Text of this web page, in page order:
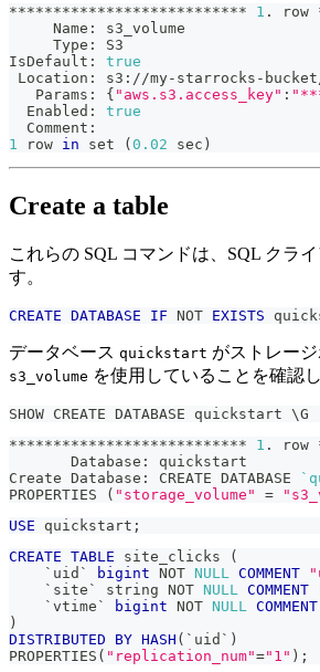
*************************** 1 . row
     Name: s3_volume
     Type: S3
IsDefault: true
Location: s3://my-starrocks-
   Params:
{ "aws.s3.access_key" :
  Enabled:
true
  Comment:
1
row in set ( 0.02 sec )
Create a table
これらの SQL コマンドは、SQL クラ
す。
CREATE DATABASE IF NOT EXISTS
データベース quickstart がストレー
s3_volume を使用していることを確認
SHOW CREATE DATABASE quickstart \G
*************************** 1 . row
       Database: quickstart
Create Database: CREATE DATABASE
`
PROPERTIES
( "storage_volume" =
USE quickstart ;
CREATE TABLE site_clicks
(
` uid ` bigint NOT NULL COMMENT
` site ` string NOT NULL COMMENT
` vtime ` bigint NOT NULL COMMENT
)
DISTRIBUTED
BY HASH ( ` uid ` )
PROPERTIES ( "replication_num"="1" ) ;